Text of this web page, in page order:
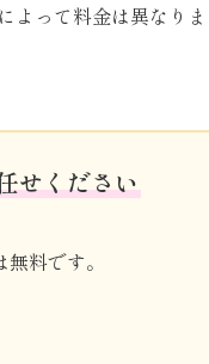
よって料金は異なりま
せください
料です。